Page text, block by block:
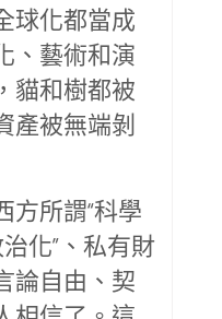
球化都當成
、藝術和演
貓和樹都被
產被無端剝
方所謂“科學
化”、私有財
論自由、契